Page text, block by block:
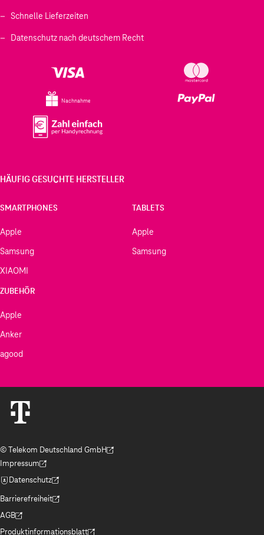
Schnelle Lieferzeiten
Datenschutz nach deutschem Recht
Nachnahme
HÄUFIG GESUCHTE HERSTELLER
SMARTPHONES
Apple
Samsung
XIAOMI
TABLETS
Apple
Samsung
ZUBEHÖR
Apple
Anker
agood
© Telekom Deutschland GmbH
(Der Link wird in einem neuen Tab geöffnet)
Impressum
(Der Link wird in einem neuen Tab geöffnet)
Datenschutz
(Der Link wird in einem neuen Tab geöffnet)
Barrierefreiheit
(Der Link wird in einem neuen Tab geöffnet)
AGB
(Der Link wird in einem neuen Tab geöffnet)
Produktinformationsblatt